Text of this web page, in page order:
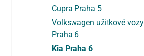
Cupra Praha 5
Volkswagen užitkové vozy
Praha 6
Kia Praha 6